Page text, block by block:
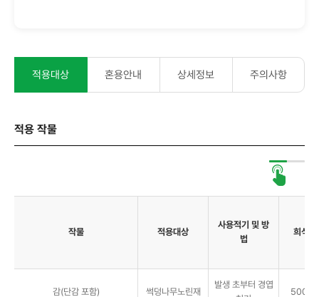
적용대상 혼용안내 상세정보 주의사항
적용 작물
작물 적용대상
사용적기 및 방
법
희석배
감(단감 포함) 썩덩나무노린재
발생 초부터 경엽
5000